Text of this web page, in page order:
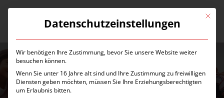
Menü
Mit
Datenschutzeinstellungen
Wir benötigen Ihre Zustimmung, bevor Sie unsere Website weiter
besuchen können.
Wenn Sie unter 16 Jahre alt sind und Ihre Zustimmung zu freiwilligen
Diensten geben möchten, müssen Sie Ihre Erziehungsberechtigten
um Erlaubnis bitten.